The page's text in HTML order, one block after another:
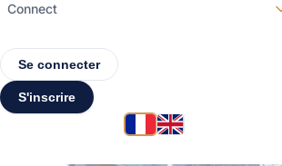
Connect
Se connecter
S'inscrire